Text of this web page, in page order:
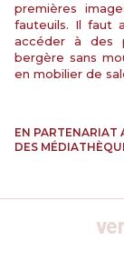
premières
fauteuils. Il faut
accéder à des
bergère sans
en mobilier de
EN PARTENARIAT
DES